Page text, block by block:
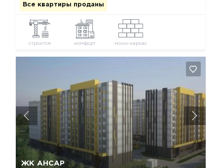
Все квартиры проданы
строится комфорт моно-каркас
ЖК АНСАР
Да, удалить Отмена